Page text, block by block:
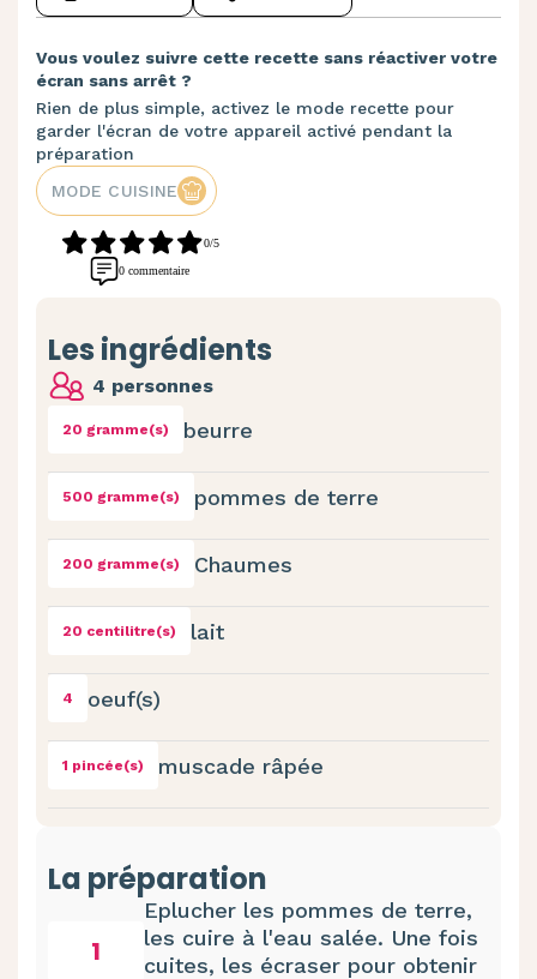
Vous voulez suivre cette recette sans réactiver votre
écran sans arrêt ?
Rien de plus simple, activez le mode recette pour
garder l'écran de votre appareil activé pendant la
préparation
MODE CUISINE
0/5
0 commentaire
Les ingrédients
4 personnes
20 gramme(s) beurre
500 gramme(s) pommes de terre
200 gramme(s) Chaumes
20 centilitre(s) lait
4 oeuf(s)
1 pincée(s) muscade râpée
La préparation
1
Eplucher les pommes de terre,
les cuire à l'eau salée. Une fois
cuites, les écraser pour obtenir